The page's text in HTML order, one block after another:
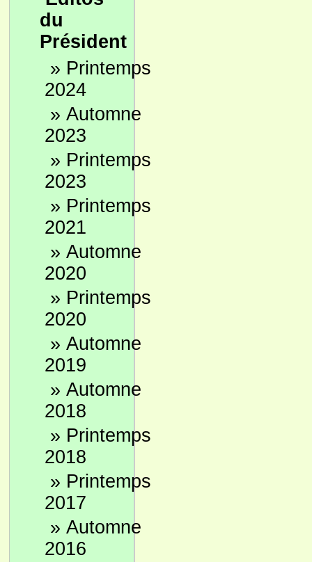
du
Président
» Printemps
2024
» Automne
2023
» Printemps
2023
» Printemps
2021
» Automne
2020
» Printemps
2020
» Automne
2019
» Automne
2018
» Printemps
2018
» Printemps
2017
» Automne
2016